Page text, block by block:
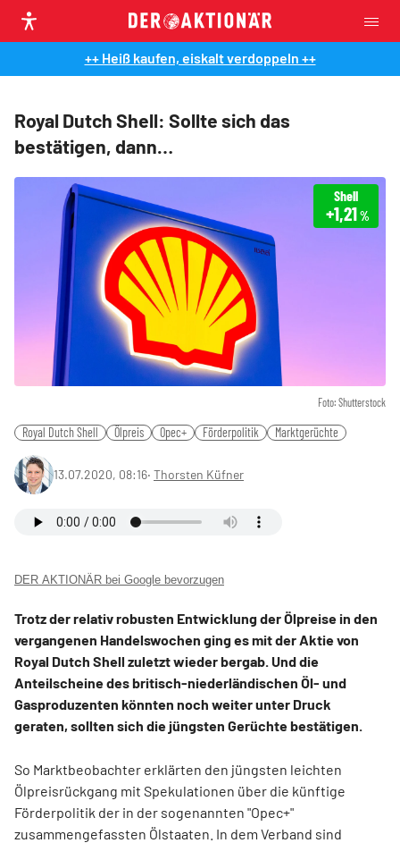
++ Heiß kaufen, eiskalt verdoppeln ++
Royal Dutch Shell: Sollte sich das
bestätigen, dann…
Foto: Shutterstock
Shell
+1,21%
Royal Dutch Shell Ölpreis Opec+ Förderpolitik Marktgerüchte
13.07.2020, 08:16‧ Thorsten Küfner
DER AKTIONÄR bei Google bevorzugen
Trotz der relativ robusten Entwicklung der Ölpreise in den
vergangenen Handelswochen ging es mit der Aktie von
Royal Dutch Shell zuletzt wieder bergab. Und die
Anteilscheine des britisch-niederländischen Öl- und
Gasproduzenten könnten noch weiter unter Druck
geraten, sollten sich die jüngsten Gerüchte bestätigen.
So Marktbeobachter erklärten den jüngsten leichten
Ölpreisrückgang mit Spekulationen über die künftige
Förderpolitik der in der sogenannten "Opec+"
zusammengefassten Ölstaaten. In dem Verband sind